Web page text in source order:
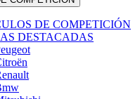
DE COMPETICIÓN
DESTACADAS